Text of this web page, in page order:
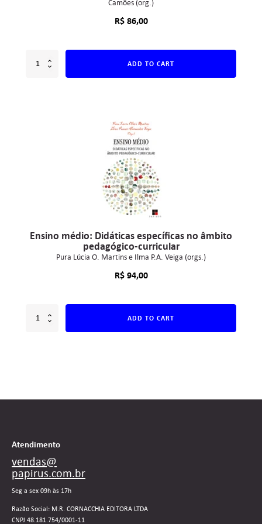
Camões (org.)
R$86,00
ADD TO CART
Ensino médio: Didáticas específicas no âmbito
pedagógico-curricular
Pura Lúcia O. Martins e Ilma P.A. Veiga (orgs.)
R$94,00
ADD TO CART
Atendimento
vendas@
papirus.com.br
Seg a sex 09h às 17h
Razão Social: M.R. CORNACCHIA EDITORA LTDA
CNPJ 48.181.754/0001-11